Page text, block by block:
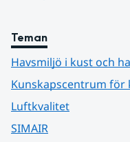
Teman
Havsmiljö i kust och
Kunskapscentrum för
Luftkvalitet
SIMAIR